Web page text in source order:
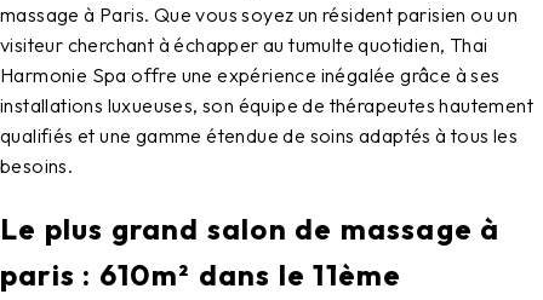
massage à Paris. Que vous soyez un résident parisien ou un
visiteur cherchant à échapper au tumulte quotidien, Thai
Harmonie Spa offre une expérience inégalée grâce à ses
installations luxueuses, son équipe de thérapeutes hautement
qualifiés et une gamme étendue de soins adaptés à tous les
besoins.
Le plus grand salon de massage à
paris : 610m² dans le 11ème